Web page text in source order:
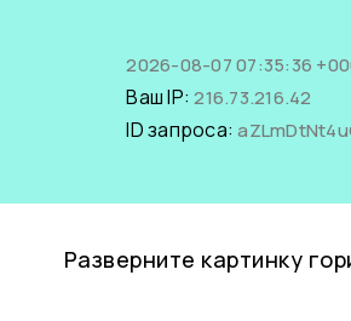
2026-08-07 07:35:36
Ваш IP:216.73.216.42
ID запроса:
Разверните картинку